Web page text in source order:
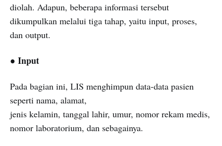
diolah. Adapun, beberapa informasi tersebut
dikumpulkan melalui tiga tahap, yaitu input, proses,
dan output.
● Input
Pada bagian ini, LIS menghimpun data-data pasien
seperti nama, alamat,
jenis kelamin, tanggal lahir, umur, nomor rekam medis,
nomor laboratorium, dan sebagainya.